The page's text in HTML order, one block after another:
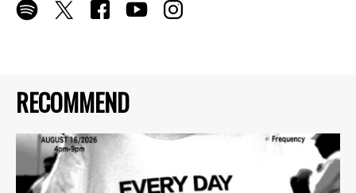
RECOMMEND